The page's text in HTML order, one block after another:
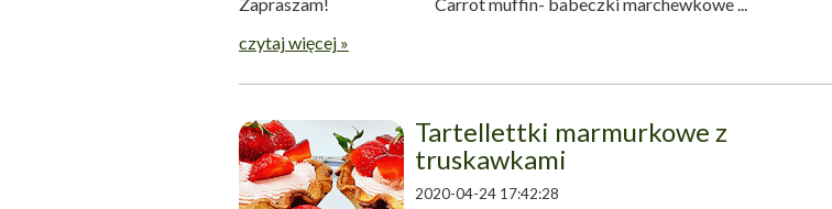
czytaj więcej »
Tartellettki marmurkowe z
truskawkami
2020-04-24 17:42:28